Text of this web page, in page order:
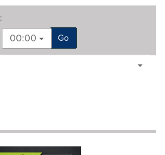
:
00:00
Go